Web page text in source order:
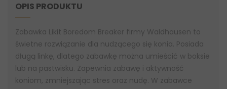
OPIS PRODUKTU
Zabawka Likit Boredom Breaker firmy Waldhausen to
świetne rozwiązanie dla nudzącego się konia. Posiada
długą linkę, dlatego zabawkę można umieścić w boksie
lub na pastwisku. Zapewnia zabawę i aktywność
koniom, zmniejszając stres oraz nudę. W zabawce